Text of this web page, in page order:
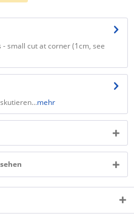
small cut at corner (1cm, see
mehr